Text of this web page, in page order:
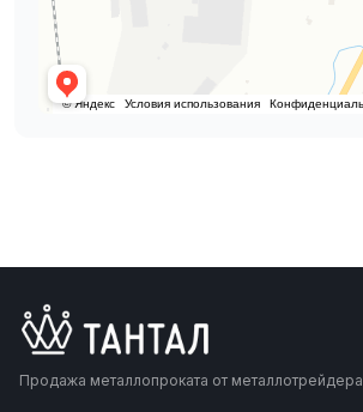
Продажа металлопроката от металлотрейдера